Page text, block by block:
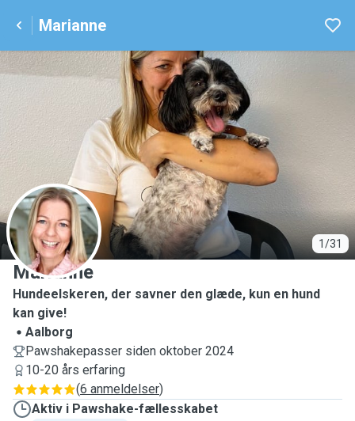
Marianne
1/31
M
Marianne
Hundeelskeren, der savner den glæde, kun en hund
kan give!
Aalborg
Pawshakepasser siden oktober 2024
10-20 års erfaring
(6 anmeldelser)
Aktiv i Pawshake-fællesskabet